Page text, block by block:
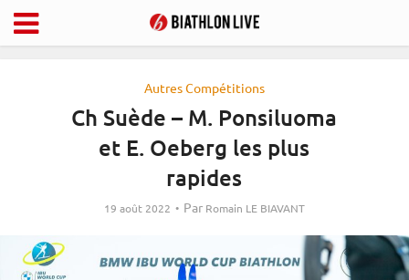
Autres Compétitions
Ch Suède – M. Ponsiluoma
et E. Oeberg les plus
rapides
19 août 2022 Par Romain LE BIAVANT